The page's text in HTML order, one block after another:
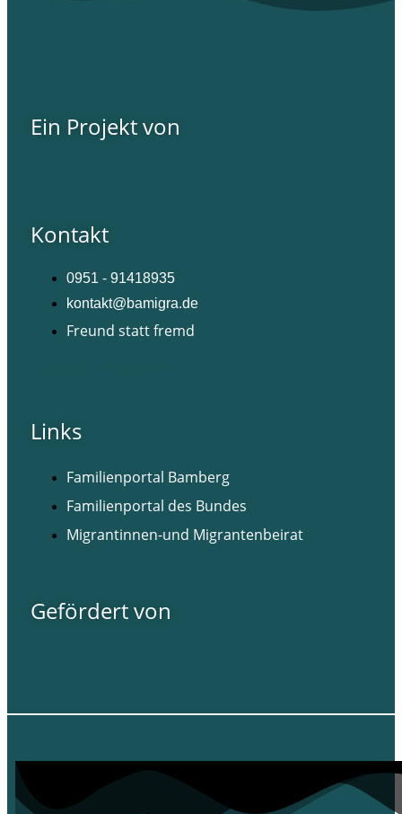
Ein Projekt von
Kontakt
0951 - 91418935
kontakt@bamigra.de
Freund statt fremd
Links
Familienportal Bamberg
Familienportal des Bundes
Migrantinnen-und Migrantenbeirat
Gefördert von